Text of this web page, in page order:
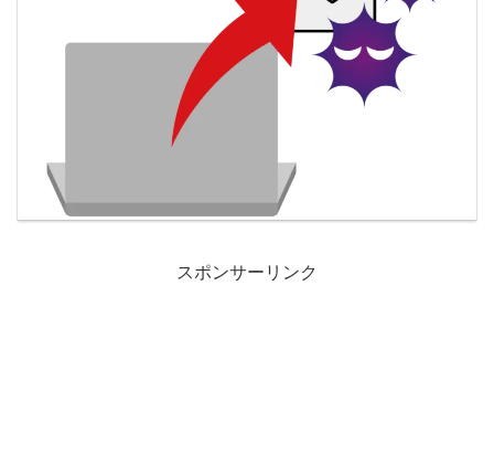
スポンサーリンク